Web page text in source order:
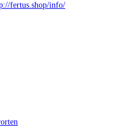
fertus.shop/info/